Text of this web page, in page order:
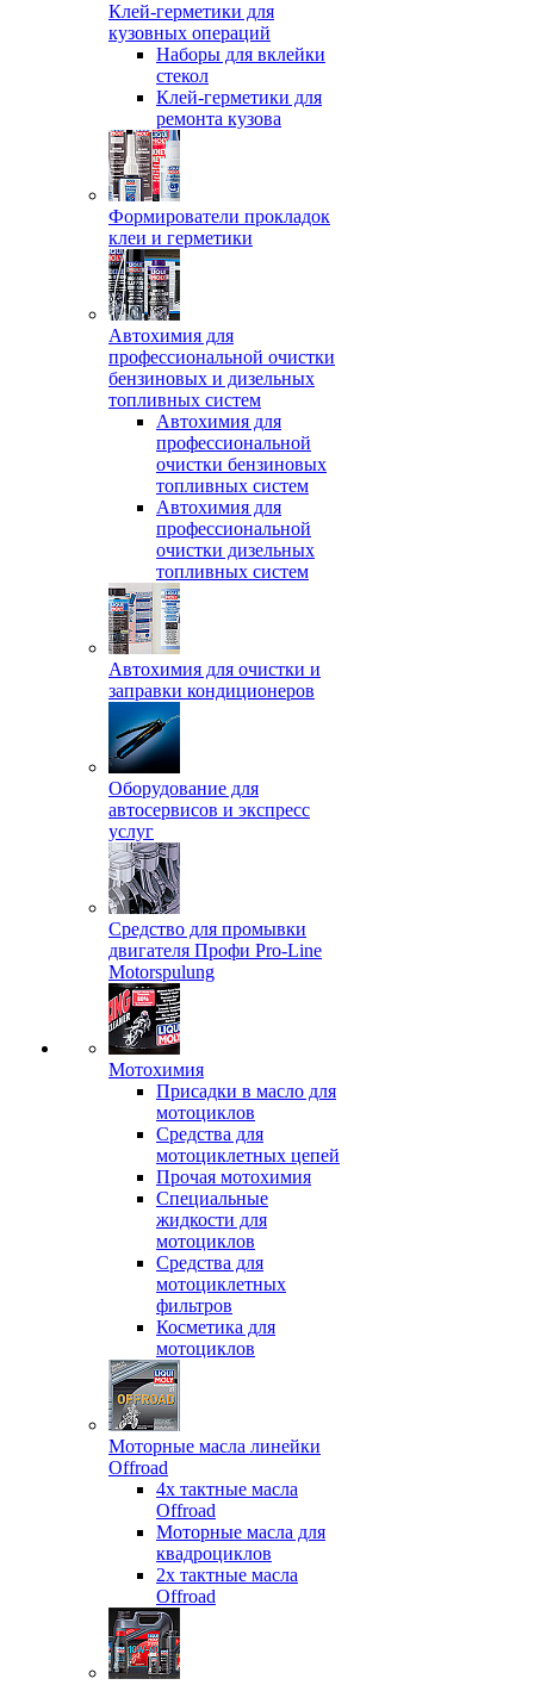
Клей-герметики для
кузовных операций
Наборы для вклейки
стекол
Клей-герметики для
ремонта кузова
Формирователи прокладок
клеи и герметики
Автохимия для
профессиональной очистки
бензиновых и дизельных
топливных систем
Автохимия для
профессиональной
очистки бензиновых
топливных систем
Автохимия для
профессиональной
очистки дизельных
топливных систем
Автохимия для очистки и
заправки кондиционеров
Оборудование для
автосервисов и экспресс
услуг
Средство для промывки
двигателя Профи Pro-Line
Motorspulung
Мотохимия
Присадки в масло для
мотоциклов
Средства для
мотоциклетных цепей
Прочая мотохимия
Специальные
жидкости для
мотоциклов
Средства для
мотоциклетных
фильтров
Косметика для
мотоциклов
Моторные масла линейки
Offroad
4х тактные масла
Offroad
Моторные масла для
квадроциклов
2х тактные масла
Offroad